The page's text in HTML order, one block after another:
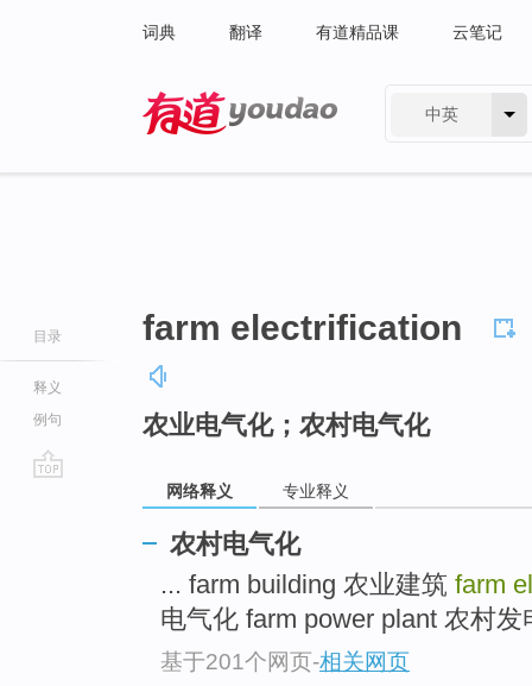
词典 翻译 有道精品课 云笔记
中英
目录
释义
例句
farm electrification
农业电气化；农村电气化
网络释义 专业释义
农村电气化
... farm building 农业建筑 farm
电气化 farm power plant 农村发
基于201个网页-相关网页